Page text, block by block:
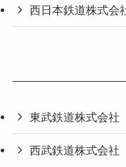
西日本鉄道株式会
東武鉄道株式会社
西武鉄道株式会社